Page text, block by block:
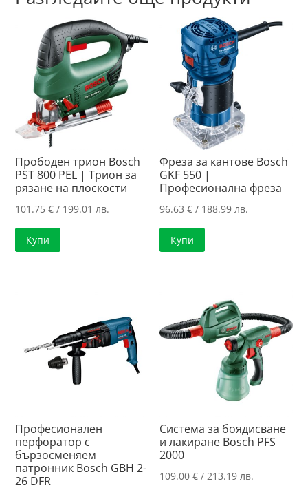
Прободен трион Bosch
PST 800 PEL | Трион за
рязане на плоскости
101.75€ / 199.01 лв.
Купи
Фреза за кантове Bosch
GKF 550 |
Професионална фреза
96.63€ / 188.99 лв.
Купи
Професионален
перфоратор с
бързосменяем
патронник Bosch GBH 2-
26 DFR
Система за боядисване
и лакиране Bosch PFS
2000
109.00€ / 213.19 лв.